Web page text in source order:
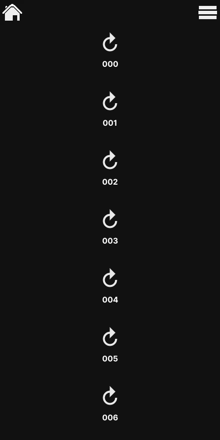
000
001
002
003
004
005
006